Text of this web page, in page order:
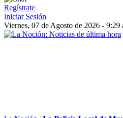
Regístrate
Iniciar Sesión
Viernes, 07 de Agosto de 2026 - 9:29